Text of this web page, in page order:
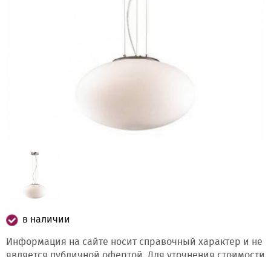
в наличии
Информация на сайте носит справочный характер и не